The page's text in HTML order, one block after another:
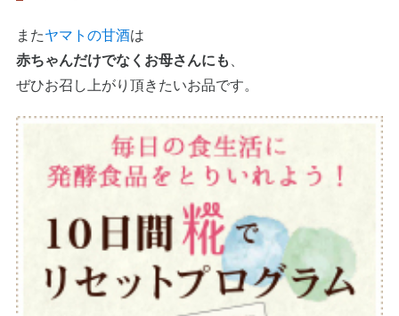
またヤマトの甘酒は
赤ちゃんだけでなくお母さんにも
ぜひお召し上がり頂きたいお品です。